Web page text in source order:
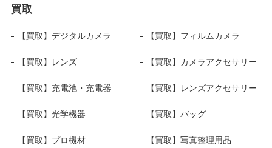
買取
【買取】デジタルカメラ 【買取】フィルムカメラ
【買取】レンズ 【買取】カメラアクセサリー
【買取】充電池・充電器 【買取】レンズアクセサリー
【買取】光学機器 【買取】バッグ
【買取】プロ機材 【買取】写真整理用品